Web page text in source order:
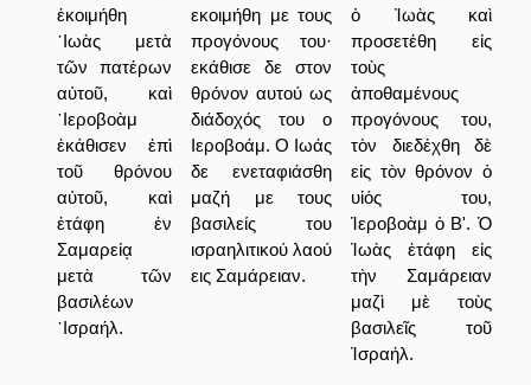
ἐκοιμήθη
᾿Ιωὰς μετὰ
τῶν πατέρων
αὐτοῦ, καὶ
῾Ιεροβοὰμ
ἐκάθισεν ἐπὶ
τοῦ θρόνου
αὐτοῦ, καὶ
ἐτάφη ἐν
Σαμαρείᾳ
μετὰ τῶν
βασιλέων
᾿Ισραήλ.
εκοιμήθη με τους
προγόνους του·
εκάθισε δε στον
θρόνον αυτού ως
διάδοχός του ο
Ιεροβοάμ. Ο Ιωάς
δε ενεταφιάσθη
μαζή με τους
βασιλείς του
ισραηλιτικού λαού
εις Σαμάρειαν.
ὁ Ἰωὰς καὶ
προσετέθη εἰς
τοὺς
ἀποθαμένους
προγόνους του,
τὸν διεδέχθη δὲ
εἰς τὸν θρόνον ὁ
υἱός του,
Ἱεροβοὰμ ὁ Β'. Ὁ
Ἰωὰς ἐτάφη εἰς
τὴν Σαμάρειαν
μαζὶ μὲ τοὺς
βασιλεῖς τοῦ
Ἰσραήλ.